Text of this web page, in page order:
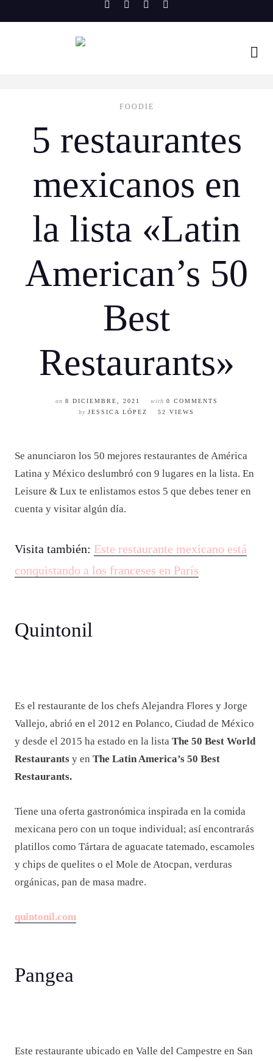
to
FOODIE
5 restaurantes
mexicanos en
la lista «Latin
American’s 50
Best
Restaurants»
on 8 DICIEMBRE, 2021 with 0 COMMENTS
by JESSICA LÓPEZ 52 VIEWS
Se anunciaron los 50 mejores restaurantes de América
Latina y México deslumbró con 9 lugares en la lista. En
Leisure & Lux te enlistamos estos 5 que debes tener en
cuenta y visitar algún día.
Visita también: Este restaurante mexicano está
conquistando a los franceses en París
Quintonil
Es el restaurante de los chefs Alejandra Flores y Jorge
Vallejo, abrió en el 2012 en Polanco, Ciudad de México
y desde el 2015 ha estado en la lista The 50 Best World
Restaurants y en The Latin America’s 50 Best
Restaurants.
Tiene una oferta gastronómica inspirada en la comida
mexicana pero con un toque individual; así encontrarás
platillos como Tártara de aguacate tatemado, escamoles
y chips de quelites o el Mole de Atocpan, verduras
orgánicas, pan de masa madre.
quintonil.com
Pangea
Este restaurante ubicado en Valle del Campestre en San